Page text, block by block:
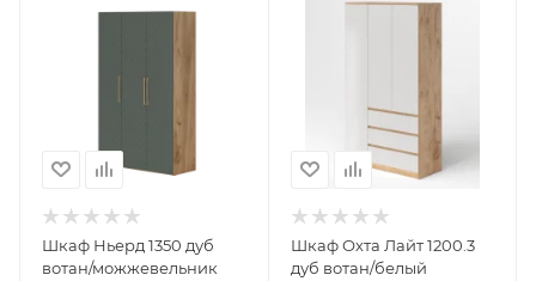
Шкаф Ньерд 1350 дуб
вотан/можжевельник
Шкаф Охта Лайт 1200.3
дуб вотан/белый